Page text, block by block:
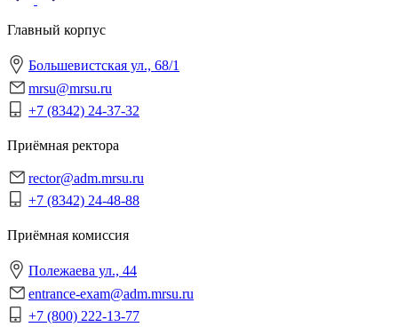
Главный корпус
Большевистская ул., 68/1
mrsu@mrsu.ru
+7 (8342) 24-37-32
Приёмная ректора
rector@adm.mrsu.ru
+7 (8342) 24-48-88
Приёмная комиссия
Полежаева ул., 44
entrance-exam@adm.mrsu.ru
+7 (800) 222-13-77